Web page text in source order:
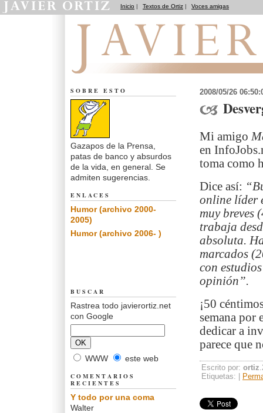
Inicio | Textos de Ortiz | Voces amigas
2008/05/26
Mi amigo
en
toma como
Dice así:
online líder
muy breves
trabaja
absoluta.
marcados
con
opinión”.
¡50
semana por
dedicar a
parece que
Escrito por: ortiz
Etiquetas: |
SOBRE ESTO
Gazapos de la Prensa,
patas de banco y absurdos
de la vida, en general. Se
admiten sugerencias.
ENLACES
Humor (archivo 2000-
2005)
Humor (archivo 2006- )
BUSCAR
Rastrea todo javierortiz.net
con Google
WWW este web
COMENTARIOS
RECIENTES
Y todo por una coma
Walter